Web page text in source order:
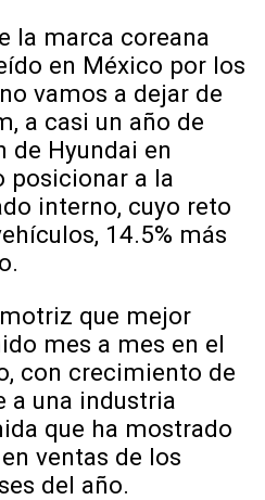
la marca coreana
en México por los
vamos a dejar de
a casi un año de
de Hyundai en
posicionar a la
interno, cuyo reto
14.5% más
que mejor
mes a mes en el
con crecimiento de
a una industria
que ha mostrado
ventas de los
del año.